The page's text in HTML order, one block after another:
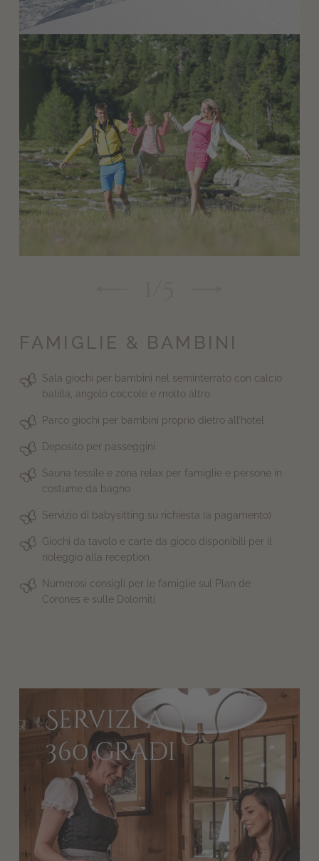
Superski è disponibile direttamente alla reception
bambini è necessaria la carta d’identità) –
pagamento in loco.
Servizio giornaliero di navetta e pick-up per gli
impianti di risalita del Plan de Corones in inverno
(distanza: 2,5 km)
“Alto Adige Guest Pass”: vi dà diritto all’uso gratuito
di tutti i mezzi pubblici in Alto Adige
FAMIGLIE & BAMBINI
Sala giochi per bambini nel seminterrato con calcio
balilla, angolo coccole e molto altro
Parco giochi per bambini proprio dietro all’hotel
Deposito per passeggini
Sauna tessile e zona relax per famiglie e persone in
costume da bagno
Servizio di babysitting su richiesta (a pagamento)
Giochi da tavolo e carte da gioco disponibili per il
noleggio alla reception
Numerosi consigli per le famiglie sul Plan de
Corones e sulle Dolomiti
Servizi a
360 gradi